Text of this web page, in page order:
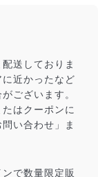
ておりませ
、お届け日の
にクロネコヤ
す。
送しておりま
近かったなど
ございます。
はクーポンに
い合わせ」ま
で数量限定販